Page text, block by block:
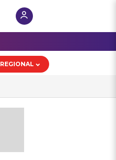
REGIONAL